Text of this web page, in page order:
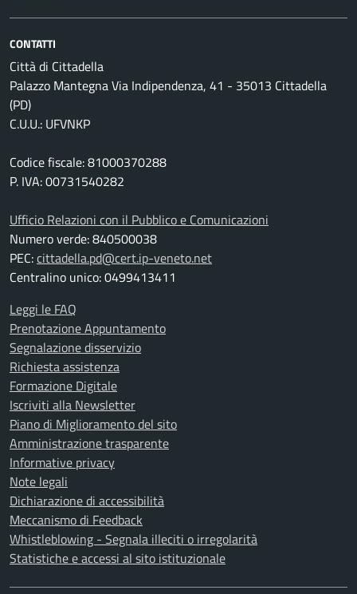
CONTATTI
Città di Cittadella
Palazzo Mantegna Via Indipendenza, 41 - 35013 Cittadella
(PD)
C.U.U.: UFVNKP
Codice fiscale: 81000370288
P. IVA: 00731540282
Ufficio Relazioni con il Pubblico e Comunicazioni
Numero verde: 840500038
PEC:cittadella.pd@cert.ip-veneto.net
Centralino unico: 0499413411
Leggi le FAQ
Prenotazione Appuntamento
Segnalazione disservizio
Richiesta assistenza
Formazione Digitale
Iscriviti alla Newsletter
Piano di Miglioramento del sito
Amministrazione trasparente
Informative privacy
Note legali
Dichiarazione di accessibilità
Meccanismo di Feedback
Whistleblowing - Segnala illeciti o irregolarità
Statistiche e accessi al sito istituzionale